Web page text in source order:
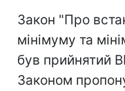
Закон "Про
мінімуму та
був прийнятий
Законом